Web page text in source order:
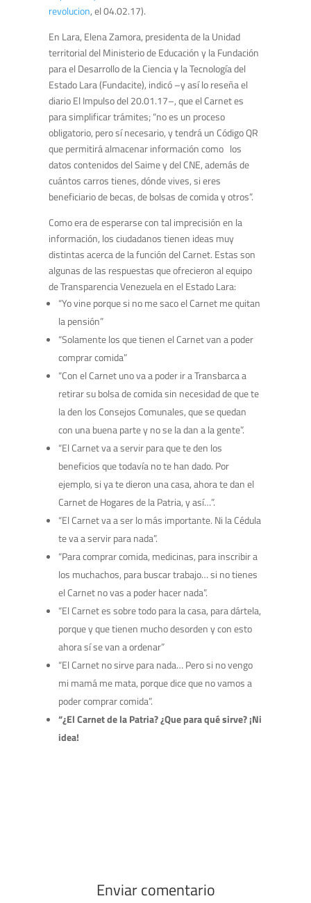
revolucion, el 04.02.17).
En Lara, Elena Zamora, presidenta de la Unidad
territorial del Ministerio de Educación y la Fundación
para el Desarrollo de la Ciencia y la Tecnología del
Estado Lara (Fundacite), indicó –y así lo reseña el
diario El Impulso del 20.01.17–, que el Carnet es
para simplificar trámites; “no es un proceso
obligatorio, pero sí necesario, y tendrá un Código QR
que permitirá almacenar información como los
datos contenidos del Saime y del CNE, además de
cuántos carros tienes, dónde vives, si eres
beneficiario de becas, de bolsas de comida y otros”.
Como era de esperarse con tal imprecisión en la
información, los ciudadanos tienen ideas muy
distintas acerca de la función del Carnet. Estas son
algunas de las respuestas que ofrecieron al equipo
de Transparencia Venezuela en el Estado Lara:
“Yo vine porque si no me saco el Carnet me quitan
la pensión”
“Solamente los que tienen el Carnet van a poder
comprar comida”
“Con el Carnet uno va a poder ir a Transbarca a
retirar su bolsa de comida sin necesidad de que te
la den los Consejos Comunales, que se quedan
con una buena parte y no se la dan a la gente”.
“El Carnet va a servir para que te den los
beneficios que todavía no te han dado. Por
ejemplo, si ya te dieron una casa, ahora te dan el
Carnet de Hogares de la Patria, y así…”.
“El Carnet va a ser lo más importante. Ni la Cédula
te va a servir para nada”.
“Para comprar comida, medicinas, para inscribir a
los muchachos, para buscar trabajo… si no tienes
el Carnet no vas a poder hacer nada”.
“El Carnet es sobre todo para la casa, para dártela,
porque y que tienen mucho desorden y con esto
ahora sí se van a ordenar”
“El Carnet no sirve para nada… Pero si no vengo
mi mamá me mata, porque dice que no vamos a
poder comprar comida”.
“¿El Carnet de la Patria? ¿Que para qué sirve? ¡Ni
idea!
Enviar comentario